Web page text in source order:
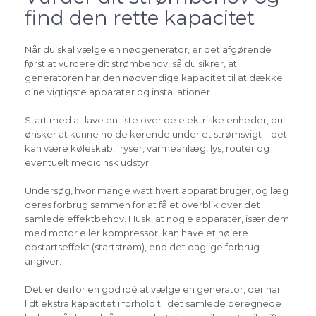
find den rette kapacitet
Når du skal vælge en nødgenerator, er det afgørende
først at vurdere dit strømbehov, så du sikrer, at
generatoren har den nødvendige kapacitet til at dække
dine vigtigste apparater og installationer.
Start med at lave en liste over de elektriske enheder, du
ønsker at kunne holde kørende under et strømsvigt – det
kan være køleskab, fryser, varmeanlæg, lys, router og
eventuelt medicinsk udstyr.
Undersøg, hvor mange watt hvert apparat bruger, og læg
deres forbrug sammen for at få et overblik over det
samlede effektbehov. Husk, at nogle apparater, især dem
med motor eller kompressor, kan have et højere
opstartseffekt (startstrøm), end det daglige forbrug
angiver.
Det er derfor en god idé at vælge en generator, der har
lidt ekstra kapacitet i forhold til det samlede beregnede